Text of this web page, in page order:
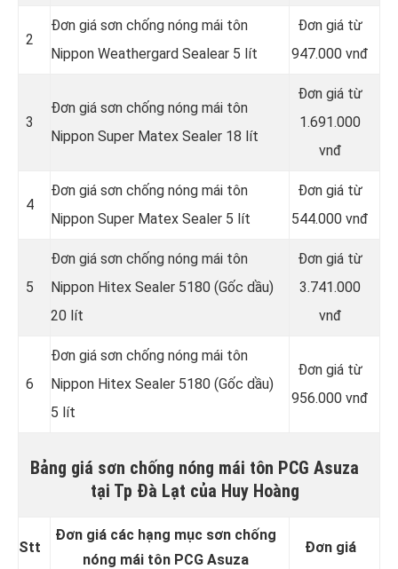
2
Đơn giá sơn chống nóng mái tôn
Nippon Weathergard Sealear 5 lít
Đơn giá từ
947.000 vnđ
3
Đơn giá sơn chống nóng mái tôn
Nippon Super Matex Sealer 18 lít
Đơn giá từ
1.691.000
vnđ
4
Đơn giá sơn chống nóng mái tôn
Nippon Super Matex Sealer 5 lít
Đơn giá từ
544.000 vnđ
5
Đơn giá sơn chống nóng mái tôn
Nippon Hitex Sealer 5180 (Gốc dầu)
20 lít
Đơn giá từ
3.741.000
vnđ
6
Đơn giá sơn chống nóng mái tôn
Nippon Hitex Sealer 5180 (Gốc dầu)
5 lít
Đơn giá từ
956.000 vnđ
Bảng giá sơn chống nóng mái tôn PCG Asuza
tại Tp Đà Lạt của Huy Hoàng
Stt
Đơn giá các hạng mục sơn chống
nóng mái tôn PCG Asuza
Đơn giá